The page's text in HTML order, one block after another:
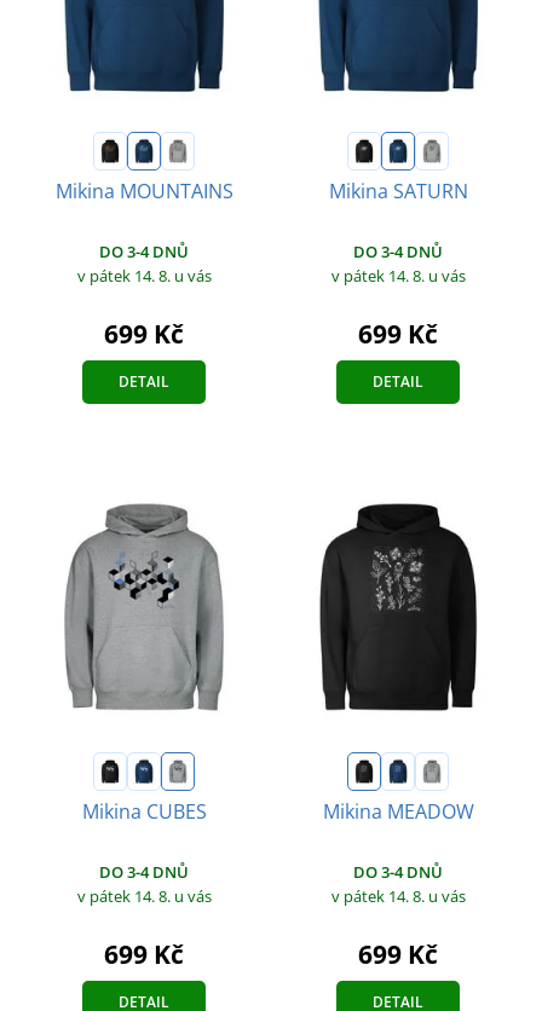
Mikina MOUNTAINS
DO 3-4 DNŮ
v pátek 14. 8. u vás
699 Kč
DETAIL
Mikina SATURN
DO 3-4 DNŮ
v pátek 14. 8. u vás
699 Kč
DETAIL
Mikina CUBES
DO 3-4 DNŮ
v pátek 14. 8. u vás
699 Kč
DETAIL
Mikina MEADOW
DO 3-4 DNŮ
v pátek 14. 8. u vás
699 Kč
DETAIL